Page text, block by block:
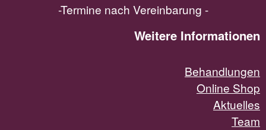
-Termine nach Vereinbarung -
Weitere Informationen
Behandlungen
Online Shop
Aktuelles
Team